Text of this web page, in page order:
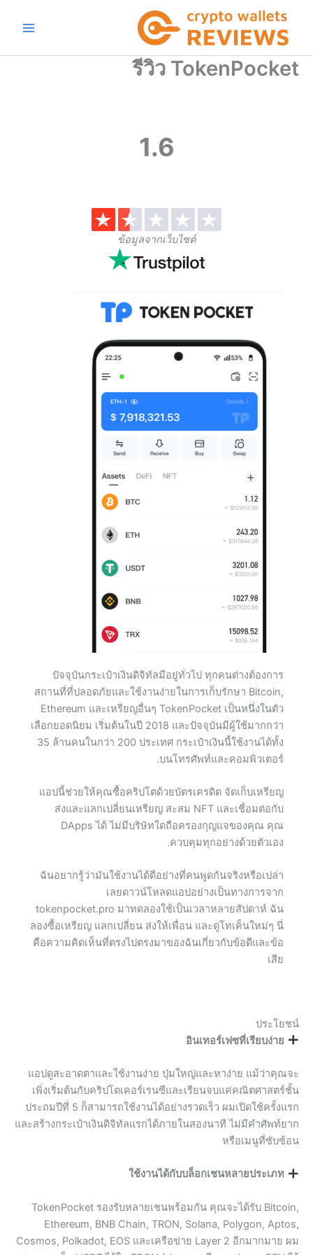
content
รีวิว TokenPocket
1.6
ข้อมูลจากเว็บไซต์
ปัจจุบันกระเป๋าเงินดิจิทัลมีอยู่ทั่วไป ทุกคนต่างต้องการ
สถานที่ที่ปลอดภัยและใช้งานง่ายในการเก็บรักษา Bitcoin,
Ethereum และเหรียญอื่นๆ TokenPocket เป็นหนึ่งในตัว
เลือกยอดนิยม เริ่มต้นในปี 2018 และปัจจุบันมีผู้ใช้มากกว่า
35 ล้านคนในกว่า 200 ประเทศ กระเป๋าเงินนี้ใช้งานได้ทั้ง
บนโทรศัพท์และคอมพิวเตอร์.
แอปนี้ช่วยให้คุณซื้อคริปโตด้วยบัตรเครดิต จัดเก็บเหรียญ
ส่งและแลกเปลี่ยนเหรียญ สะสม NFT และเชื่อมต่อกับ
DApps ได้ ไม่มีบริษัทใดถือครองกุญแจของคุณ คุณ
ควบคุมทุกอย่างด้วยตัวเอง.
ฉันอยากรู้ว่ามันใช้งานได้ดีอย่างที่คนพูดกันจริงหรือเปล่า
เลยดาวน์โหลดแอปอย่างเป็นทางการจาก
tokenpocket.pro มาทดลองใช้เป็นเวลาหลายสัปดาห์ ฉัน
ลองซื้อเหรียญ แลกเปลี่ยน ส่งให้เพื่อน และดูโทเค็นใหม่ๆ นี่
คือความคิดเห็นที่ตรงไปตรงมาของฉันเกี่ยวกับข้อดีและข้อ
เสีย
ประโยชน์
อินเทอร์เฟซที่เรียบง่าย
แอปดูสะอาดตาและใช้งานง่าย ปุ่มใหญ่และหาง่าย แม้ว่าคุณจะ
เพิ่งเริ่มต้นกับคริปโตเคอร์เรนซีและเรียนจบแค่คณิตศาสตร์ชั้น
ประถมปีที่ 5 ก็สามารถใช้งานได้อย่างรวดเร็ว ผมเปิดใช้ครั้งแรก
และสร้างกระเป๋าเงินดิจิทัลแรกได้ภายในสองนาที ไม่มีคำศัพท์ยาก
หรือเมนูที่ซับซ้อน
ใช้งานได้กับบล็อกเชนหลายประเภท
TokenPocket รองรับหลายเชนพร้อมกัน คุณจะได้รับ Bitcoin,
Ethereum, BNB Chain, TRON, Solana, Polygon, Aptos,
Cosmos, Polkadot, EOS และเครือข่าย Layer 2 อีกมากมาย ผม